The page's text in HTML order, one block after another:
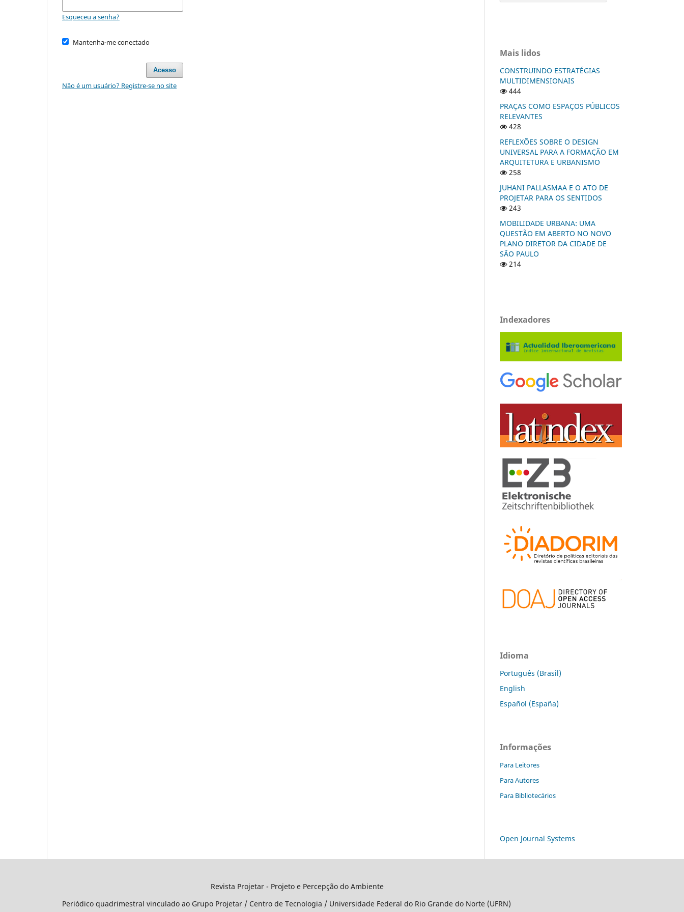
Esqueceu a senha?
Mantenha-me conectado
Acesso
Não é um usuário? Registre-se no site
Mais lidos
CONSTRUINDO ESTRATÉGIAS
MULTIDIMENSIONAIS
444
PRAÇAS COMO ESPAÇOS PÚBLICOS
RELEVANTES
428
REFLEXÕES SOBRE O DESIGN
UNIVERSAL PARA A FORMAÇÃO EM
ARQUITETURA E URBANISMO
258
JUHANI PALLASMAA E O ATO DE
PROJETAR PARA OS SENTIDOS
243
MOBILIDADE URBANA: UMA
QUESTÃO EM ABERTO NO NOVO
PLANO DIRETOR DA CIDADE DE
SÃO PAULO
214
Indexadores
Idioma
Português (Brasil)
English
Español (España)
Informações
Para Leitores
Para Autores
Para Bibliotecários
Open Journal Systems
Revista Projetar - Projeto e Percepção do Ambiente
Periódico quadrimestral vinculado ao Grupo Projetar / Centro de Tecnologia / Universidade Federal do Rio Grande do Norte (UFRN)